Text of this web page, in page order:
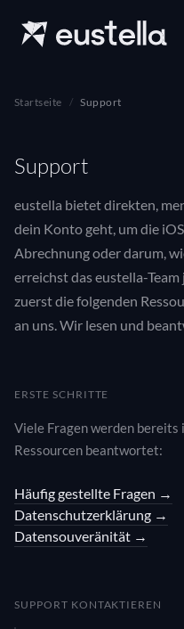
Startseite Support
Support
eustella bietet direkten,
dein Konto geht, um die
Abrechnung oder darum,
erreichst das eustella-
zuerst die folgenden
an uns. Wir lesen und
ERSTE SCHRITTE
Viele Fragen werden
Ressourcen beantwortet:
Häufig gestellte Fragen →
Datenschutzerklärung →
Datensouveränität →
SUPPORT KONTAKTIEREN